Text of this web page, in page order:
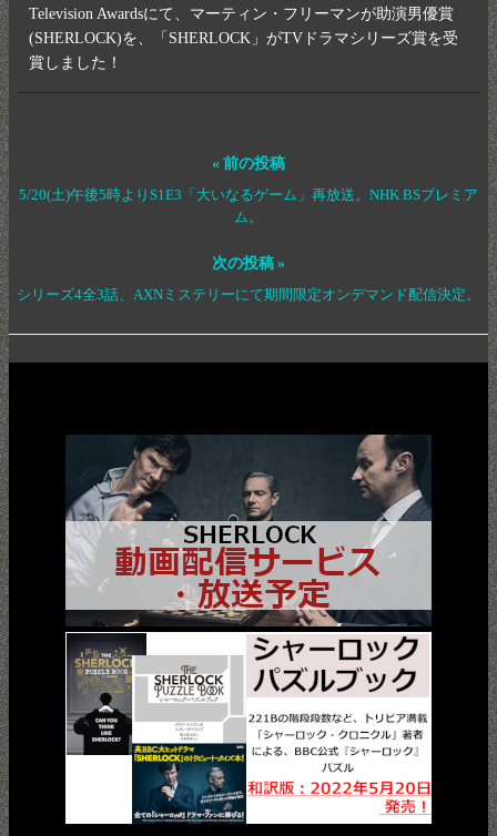
Television Awardsにて、マーティン・フリーマンが助演男優賞
(SHERLOCK)を、「SHERLOCK」がTVドラマシリーズ賞を受
賞しました！
« 前の投稿
5/20(土)午後5時よりS1E3「大いなるゲーム」再放送。NHK BSプレミア
ム。
次の投稿 »
シリーズ4全3話、AXNミステリーにて期間限定オンデマンド配信決定。